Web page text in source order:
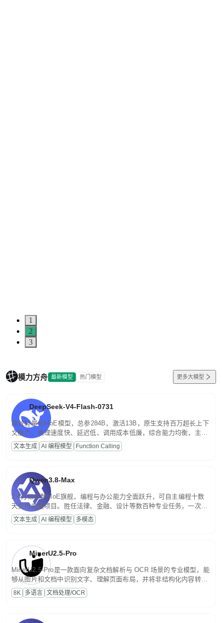
1
2
3
模力方舟 最新模型 热门模型 更多大模型
DeepSeek-V4-Flash-0731
高效轻量化MoE模型，总参284B，激活13B，原生支持百万超长上下
文能力。推理速度快、延迟低、调用成本低廉，综合能力均衡，主打
高并发、轻量化任务，适合日常对话、内容创作、基础 RAG、批量
文案处理等普惠刚需场景。
文本生成 AI 编程模型 Function Calling
Qwen3.8-Max
2.4万亿参数MoE旗舰，编程与办公能力全面跃升，可自主编程十数
天交付完整项目。胜任法律、金融、设计等数百种专业任务，一次对
话端到端交付生产级成果。原生视觉理解贯穿规划、执行与验证全流
程，支持超长文档与长视频的深度语义解析。长程任务中自主规划与
文本生成 AI 编程模型 多模态
MinerU2.5-Pro
MinerU2.5-Pro是一款面向复杂文档解析与 OCR 场景的专业模型，能
够从图片和文档中识别文字、理解页面布局，并将非结构化内容转换
为便于存储、检索和二次处理的结构化结果。
8K 多语言 文档处理/OCR